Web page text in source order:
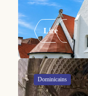
Lire
Dominicains